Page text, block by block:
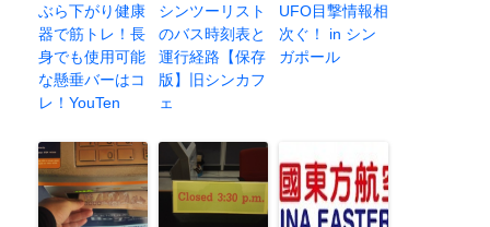
ぶら下がり健康
器で筋トレ！長
身でも使用可能
な懸垂バーはコ
レ！YouTen
シンツーリスト
のバス時刻表と
運行経路【保存
版】旧シンカフ
ェ
UFO目撃情報相
次ぐ！ in シン
ガポール